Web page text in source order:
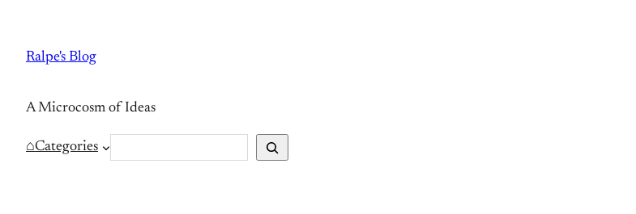
content
Ralpe's Blog
A Microcosm of Ideas
⌂Categories
e